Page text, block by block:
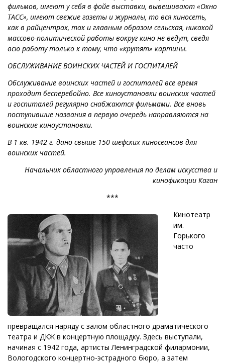
фильмов, имеют у себя в фойе выставки, вывешивают «Окно
ТАСС», имеют свежие газеты и журналы, то вся киносеть,
как в райцентрах, так и главным образом сельская, никакой
массово-политической работы вокруг кино не ведут, сведя
всю работу только к тому, что «крутят» картины.
ОБСЛУЖИВАНИЕ ВОИНСКИХ ЧАСТЕЙ И ГОСПИТАЛЕЙ
Обслуживание воинских частей и госпиталей все время
проходит бесперебойно. Все киноустановки воинских частей
и госпиталей регулярно снабжаются фильмами. Все вновь
поступившие названия в первую очередь направляются на
воинские киноустановки.
В 1 кв. 1942 г. дано свыше 150 шефских киносеансов для
воинских частей.
Начальник областного управления по делам искусства и
кинофикации Каган
***
Кинотеатр
им.
Горького
часто
превращался наряду с залом областного драматического
театра и ДКЖ в концертную площадку. Здесь выступали,
начиная с 1942 года, артисты Ленинградской филармонии,
Вологодского концертно-эстрадного бюро, а затем